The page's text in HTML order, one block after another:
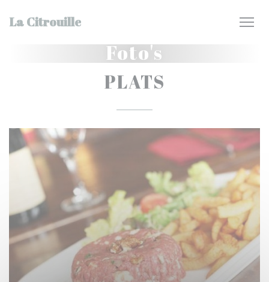
La Citrouille
Foto's
PLATS